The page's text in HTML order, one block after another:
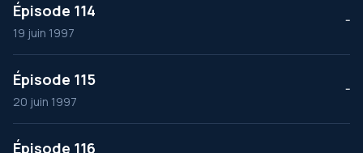
Épisode 114
19 juin 1997
--
Épisode 115
20 juin 1997
--
Épisode 116